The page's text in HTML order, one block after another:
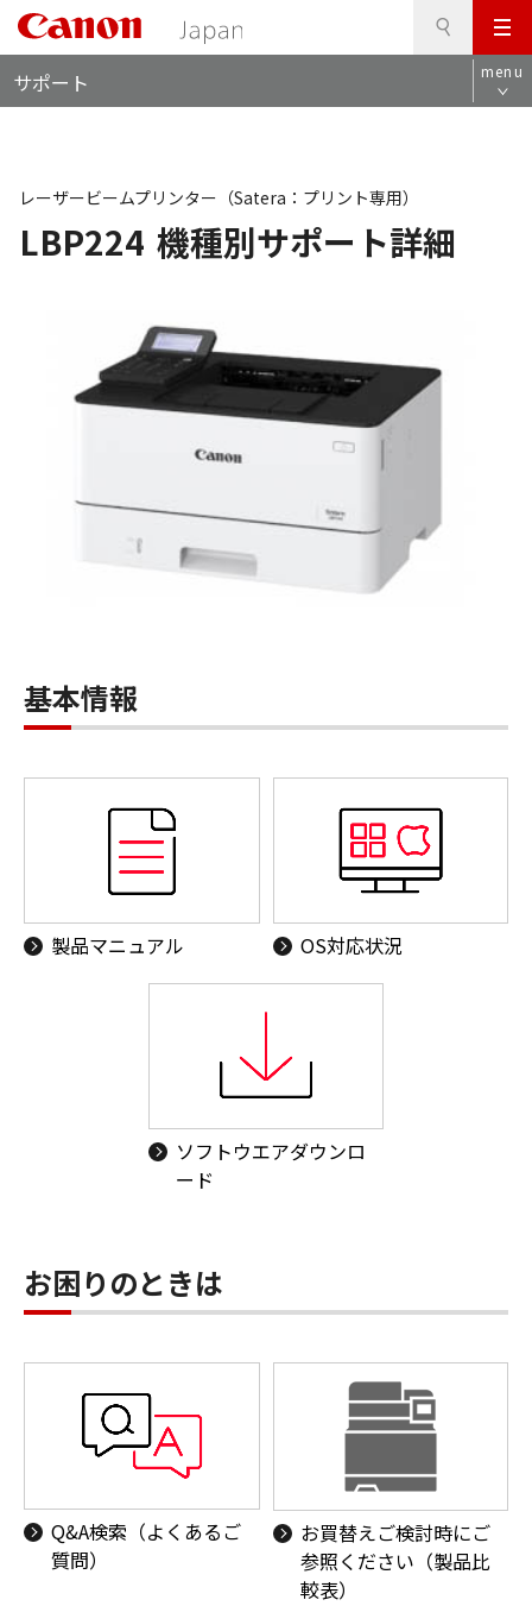
メ
ニ
ュ
サポート menu
LBP224 機種別サポート詳細
レーザービームプリンター（Satera：プリント専用）
基本情報
製品マニュアル OS対応状況
ソフトウエアダウンロ
ード
お困りのときは
Q&A検索（よくあるご
質問）
お買替えご検討時にご
参照ください（製品比
較表）